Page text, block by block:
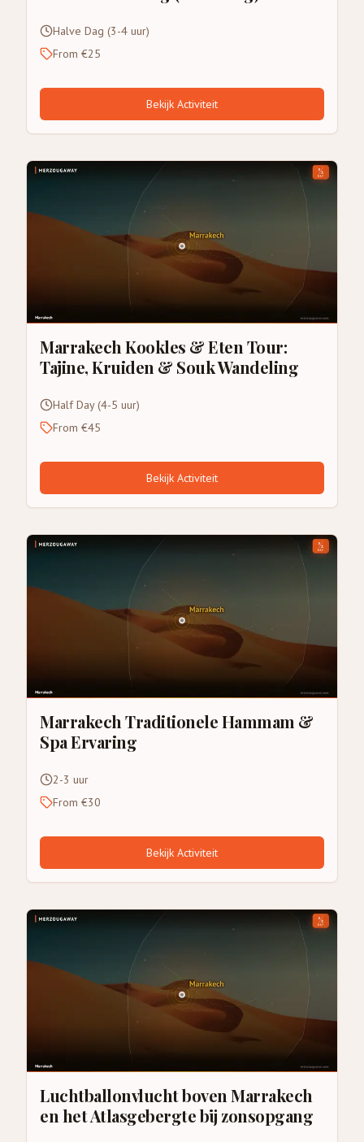
Halve Dag (3-4 uur)
From €25
Bekijk Activiteit
Marrakech Kookles & Eten Tour:
Tajine, Kruiden & Souk Wandeling
Half Day (4-5 uur)
From €45
Bekijk Activiteit
Marrakech Traditionele Hammam &
Spa Ervaring
2-3 uur
From €30
Bekijk Activiteit
Luchtballonvlucht boven Marrakech
en het Atlasgebergte bij zonsopgang